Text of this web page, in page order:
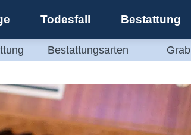
Todesfall Bestattung
Bestattungsarten Grab